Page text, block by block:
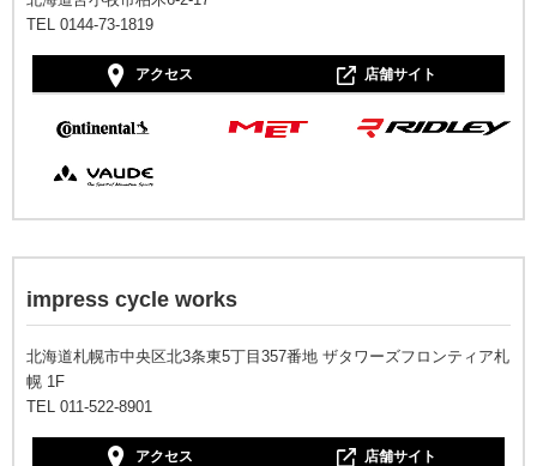
TEL 0144-73-1819
アクセス 店舗サイト
impress cycle works
北海道札幌市中央区北3条東5丁目357番地 ザタワーズフロンティア札
幌 1F
TEL 011-522-8901
アクセス 店舗サイト